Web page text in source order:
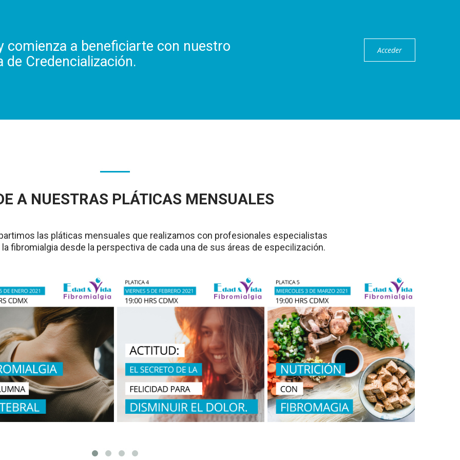
comienza a beneficiarte con nuestro
de Credencialización.
Acceder
A NUESTRAS PLÁTICAS MENSUALES
las pláticas mensuales que realizamos con profesionales especialistas
fibromialgia desde la perspectiva de cada una de sus áreas de especilización.